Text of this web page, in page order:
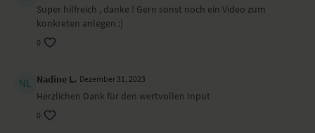
Super hilfreich , danke ! Gern sonst noch ein Video zum
konkreten anlegen :)
0
Nadine L. Dezember 31, 2023
Herzlichen Dank für den wertvollen Input
0